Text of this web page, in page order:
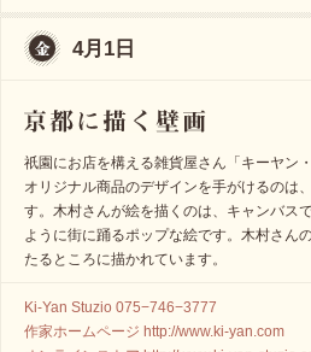
4月1日
祇園にお店を構える雑貨屋さん「キーヤン
オリジナル商品のデザインを手がけるのは
す。木村さんが絵を描くのは、キャンバス
ように街に踊るポップな絵です。木村さん
たるところに描かれています。
Ki-Yan Stuzio 075−746−3777
作家ホームページ http://www.ki-yan.com